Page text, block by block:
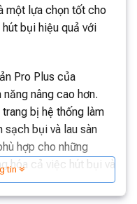
một lựa chọn tốt cho
bụi hiệu quả với
Pro Plus của
nâng cao hơn.
bị hệ thống làm
sạch bụi và lau sàn
hợp cho những
hóa cả việc hút bụi và
tin